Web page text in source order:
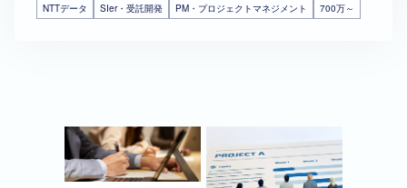
NTTデータ SIer・受託開発 PM・プロジェクトマネジメント 700万～